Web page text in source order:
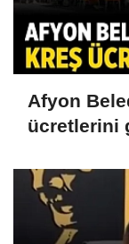
Afyon
ücretlerini